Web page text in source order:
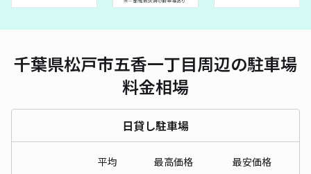
千葉県松戸市五香一丁目周辺の駐車場
料金相場
日貸し駐車場
平均 最高価格 最安価格